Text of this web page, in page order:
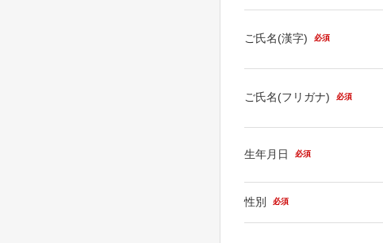
ご氏名(漢字) 必須
ご氏名(フリガナ) 必須
生年月日 必須
性別 必須